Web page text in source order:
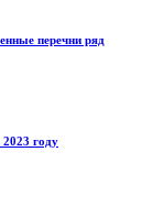
перечни ряд
году